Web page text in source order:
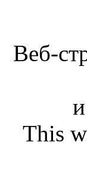
Веб-
This